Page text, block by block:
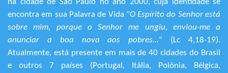
na cidade de São Paulo no ano 2000, cuja identidade se
encontra em sua Palavra de Vida "O Espírito do Senhor está
sobre mim, porque o Senhor me ungiu, enviou-me a
anunciar a boa nova aos pobres..." (Lc 4,18-19).
Atualmente, está presente em mais de 40 cidades do Brasil
e outros 7 países (Portugal, Itália, Polônia, Bélgica,